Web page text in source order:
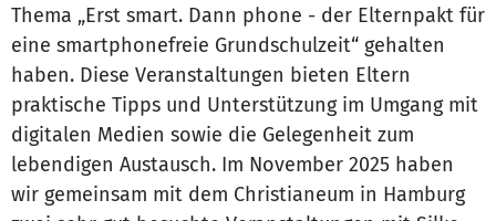
Thema „Erst smart. Dann phone - der Elternpakt für
eine smartphonefreie Grundschulzeit“ gehalten
haben. Diese Veranstaltungen bieten Eltern
praktische Tipps und Unterstützung im Umgang mit
digitalen Medien sowie die Gelegenheit zum
lebendigen Austausch. Im November 2025 haben
wir gemeinsam mit dem Christianeum in Hamburg